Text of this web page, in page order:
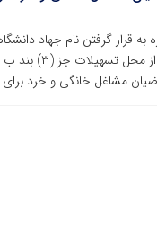
قرار گرفتن نام جهاد
مشاغل خانگی و خرد برای